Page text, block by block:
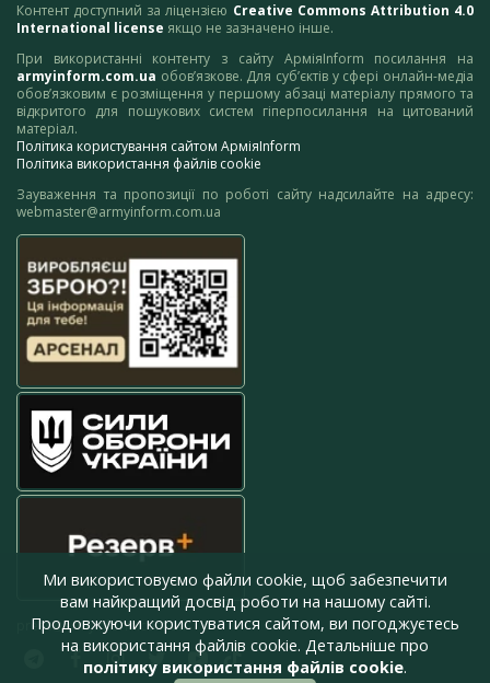
Контент доступний за ліцензією Creative Commons Attribution 4.0
International license якщо не зазначено інше.
При використанні контенту з сайту АрміяInform посилання на
armyinform.com.ua обов’язкове. Для суб’єктів у сфері онлайн-медіа
обов’язковим є розміщення у першому абзаці матеріалу прямого та
відкритого для пошукових систем гіперпосилання на цитований
матеріал.
Політика користування сайтом АрміяInform
Політика використання файлів cookie
Зауваження та пропозиції по роботі сайту надсилайте на адресу:
webmaster@armyinform.com.ua
press@armyinform.com.ua
Ми використовуємо файли cookie, щоб забезпечити
вам найкращий досвід роботи на нашому сайті.
Продовжуючи користуватися сайтом, ви погоджуєтесь
на використання файлів cookie. Детальніше про
політику використання файлів cookie.